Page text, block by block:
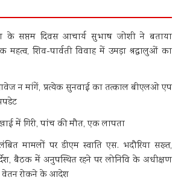
के सप्तम दिवस आचार्य सुभाष जोशी ने बताया
महत्व, शिव-पार्वती विवाह में उमड़ा श्रद्धालुओं का
न मांगें, प्रत्येक सुनवाई का तत्काल बीएलओ एप
में गिरी, पांच की मौत, एक लापता
मामलों पर डीएम स्वाति एस. भदौरिया सख्त,
बैठक में अनुपस्थित रहने पर लोनिवि के अधीक्षण
वेतन रोकने के आदेश